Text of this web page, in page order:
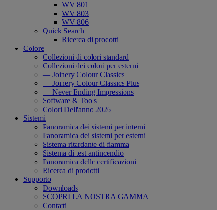
WV 801
WV 803
WV 806
Quick Search
Ricerca di prodotti
Colore
Collezioni di colori standard
Collezioni dei colori per esterni
— Joinery Colour Classics
— Joinery Colour Classics Plus
— Never Ending Impressions
Software & Tools
Colori Dell'anno 2026
Sistemi
Panoramica dei sistemi per interni
Panoramica dei sistemi per esterni
Sistema ritardante di fiamma
Sistema di test antincendio
Panoramica delle certificazioni
Ricerca di prodotti
Supporto
Downloads
SCOPRI LA NOSTRA GAMMA
Contatti